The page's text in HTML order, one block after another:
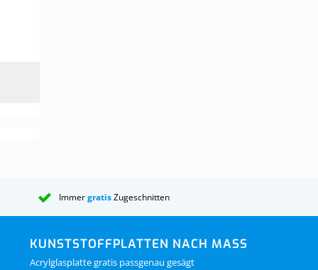
ImmergratisZugeschnitten
KUNSTSTOFFPLATTEN NACH MASS
Acrylglasplatte gratis passgenau gesägt